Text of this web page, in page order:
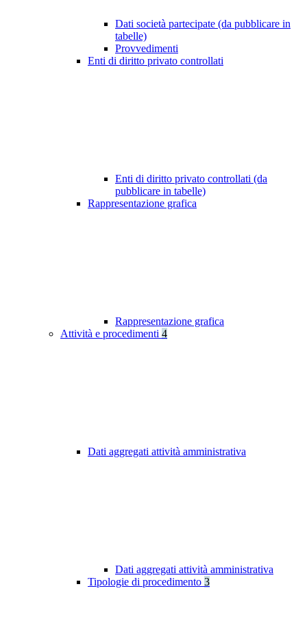
Dati società partecipate (da pubblicare in
tabelle)
Provvedimenti
Enti di diritto privato controllati
Enti di diritto privato controllati (da
pubblicare in tabelle)
Rappresentazione grafica
Rappresentazione grafica
Attività e procedimenti 4
Dati aggregati attività amministrativa
Dati aggregati attività amministrativa
Tipologie di procedimento 3